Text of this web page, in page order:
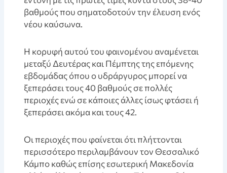
βαθμούς που σηματοδοτούν την έλευση ενός
νέου καύσωνα.
Η κορυφή αυτού του φαινομένου αναμένεται
μεταξύ Δευτέρας και Πέμπτης της επόμενης
εβδομάδας όπου ο υδράργυρος μπορεί να
ξεπεράσει τους 40 βαθμούς σε πολλές
περιοχές ενώ σε κάποιες άλλες ίσως φτάσει ή
ξεπεράσει ακόμα και τους 42.
Οι περιοχές που φαίνεται ότι πλήττονται
περισσότερο περιλαμβάνουν τον Θεσσαλικό
Κάμπο καθώς επίσης εσωτερική Μακεδονία